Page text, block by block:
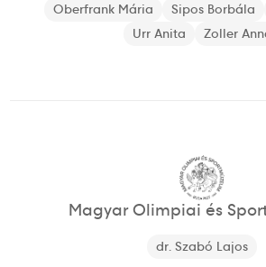
Oberfrank Mária
Sipos Borbála
Urr Anita
Zoller
Magyar Olimpiai és
dr. Szabó Lajos